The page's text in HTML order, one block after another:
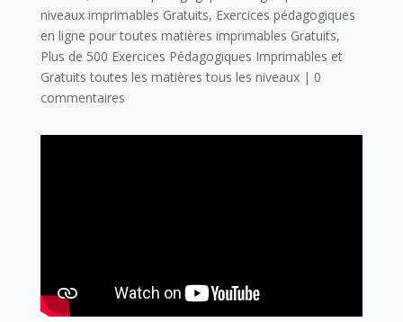
niveaux imprimables Gratuits, Exercices pédagogiques
en ligne pour toutes matières imprimables Gratuits,
Plus de 500 Exercices Pédagogiques Imprimables et
Gratuits toutes les matières tous les niveaux| 0
commentaires